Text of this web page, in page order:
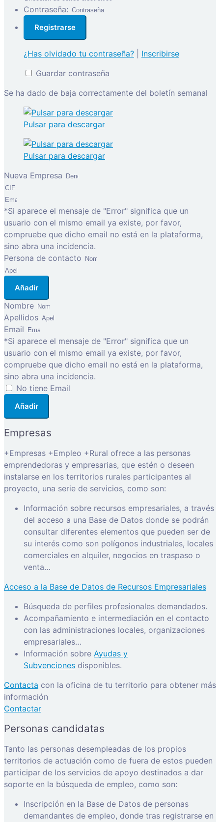
Contraseña:
¿Has olvidado tu contraseña?
Inscribirse
Guardar contraseña
Se ha dado de baja correctamente del boletín semanal
Pulsar para descargar
Pulsar para descargar
Nueva Empresa
*Si aparece el mensaje de "Error" significa que un
usuario con el mismo email ya existe, por favor,
compruebe que dicho email no está en la plataforma,
sino abra una incidencia.
Persona de contacto
Añadir
Nombre
Apellidos
Email
*Si aparece el mensaje de "Error" significa que un
usuario con el mismo email ya existe, por favor,
compruebe que dicho email no está en la plataforma,
sino abra una incidencia.
No tiene Email
Añadir
Empresas
+Empresas +Empleo +Rural ofrece a las personas
emprendedoras y empresarias, que estén o deseen
instalarse en los territorios rurales participantes al
proyecto, una serie de servicios, como son:
Información sobre recursos empresariales, a través
del acceso a una Base de Datos donde se podrán
consultar diferentes elementos que pueden ser de
su interés como son polígonos industriales, locales
comerciales en alquiler, negocios en traspaso o
venta…
Acceso a la Base de Datos de Recursos Empresariales
Búsqueda de perfiles profesionales demandados.
Acompañamiento e intermediación en el contacto
con las administraciones locales, organizaciones
empresariales…
Información sobre Ayudas y
Subvenciones disponibles.
Contacta con la oficina de tu territorio para obtener más
información
Contactar
Personas candidatas
Tanto las personas desempleadas de los propios
territorios de actuación como de fuera de estos pueden
participar de los servicios de apoyo destinados a dar
soporte en la búsqueda de empleo, como son:
Inscripción en la Base de Datos de personas
demandantes de empleo, donde tras registrarse en